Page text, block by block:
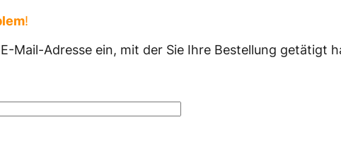
!
Mail-Adresse ein, mit der Sie Ihre Bestellung getätigt